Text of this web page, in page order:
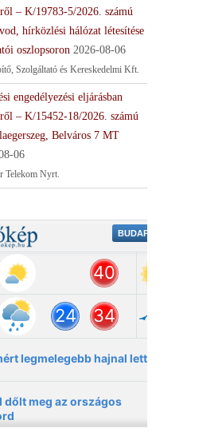
– K/19783-5/2026. számú
hírközlési hálózat létesítése
oszlopsoron 2026-08-06
Szolgáltató és Kereskedelmi Kft.
engedélyezési eljárásban
– K/15452-18/2026. számú
Belváros 7 MT
06
Telekom Nyrt.